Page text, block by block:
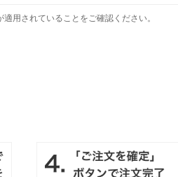
用されていることをご確認ください。